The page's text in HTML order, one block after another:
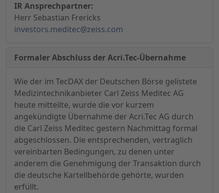
IR Ansprechpartner:
Herr Sebastian Frericks
investors.meditec@zeiss.com
Formaler Abschluss der Acri.Tec-Übernahme
Wie der im TecDAX der Deutschen Börse gelistete
Medizintechnikanbieter Carl Zeiss Meditec AG
heute mitteilte, wurde die vor kurzem
angekündigte Übernahme der Acri.Tec AG durch
die Carl Zeiss Meditec gestern Nachmittag formal
abgeschlossen. Die entsprechenden, vertraglich
vereinbarten Bedingungen, zu denen unter
anderem die Genehmigung der Transaktion durch
die deutsche Kartellbehörde gehörte, wurden
erfüllt.